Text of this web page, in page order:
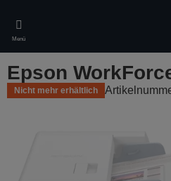
main
content
Menü
Epson
Nicht mehr erhältlich